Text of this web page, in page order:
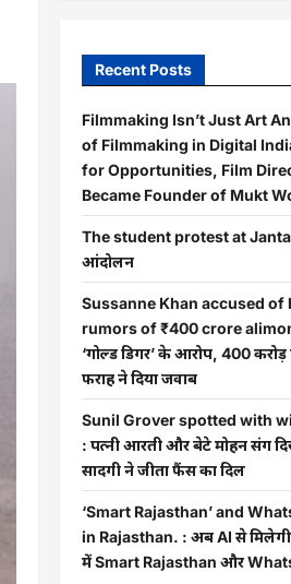
Recent Posts
Filmmaking Isn’t Just Art
of Filmmaking in Digital
for Opportunities, Film
Became Founder of Mukt
The student protest at Jantar
आंदोलन
Sussanne Khan accused of
rumors of ₹400 crore
‘गोल्ड डिगर’ के आरोप, 400
फराह ने दिया जवाब
Sunil Grover spotted with
: पत्नी आरती और बेटे मोहन संग
सादगी ने जीता फैंस का दिल
‘Smart Rajasthan’ and
in Rajasthan. : अब AI से मिलेगी
में Smart Rajasthan और